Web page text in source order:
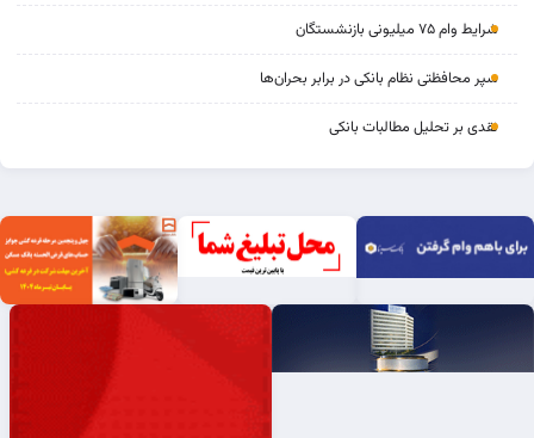
شرایط وام ۷۵ میلیونی بازنشستگان
سپر محافظتی نظام بانکی در برابر بحران‌ها
نقدی بر تحلیل مطالبات بانکی